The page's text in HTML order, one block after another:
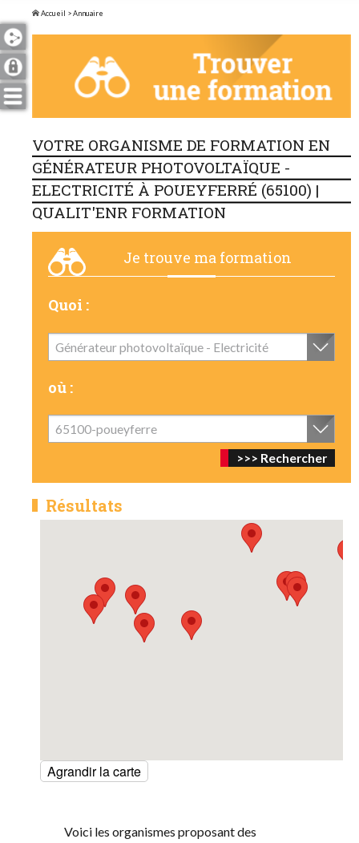
Accueil > Annuaire
VOTRE ORGANISME DE FORMATION EN
GÉNÉRATEUR PHOTOVOLTAÏQUE -
ELECTRICITÉ À POUEYFERRÉ (65100) |
QUALIT'ENR FORMATION
Je trouve ma formation
Quoi :
Générateur photovoltaïque - Electricité
où :
65100-poueyferre
Résultats
Agrandir la carte
Voici les organismes proposant des